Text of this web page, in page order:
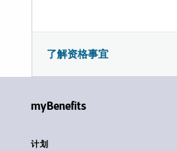
了解资格事宜
myBenefits
计划